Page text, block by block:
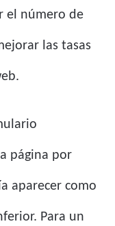
el número de
las tasas
página por
aparecer como
Para un